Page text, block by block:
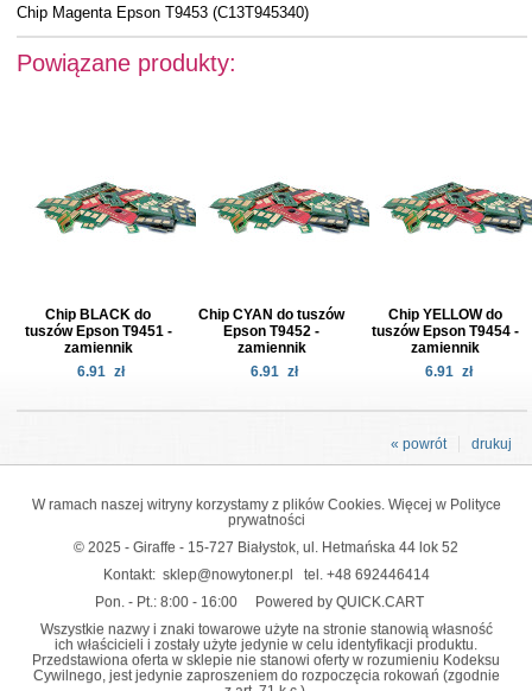
Chip Magenta Epson T9453 (C13T945340)
Powiązane produkty:
Chip BLACK do
tuszów Epson T9451 -
zamiennik
6.91 zł
Chip CYAN do tuszów
Epson T9452 -
zamiennik
6.91
zł
Chip YELLOW do
tuszów Epson T9454 -
zamiennik
6.91 zł
drukuj
« powrót
W ramach naszej witryny korzystamy z plików Cookies. Więcej w Polityce
prywatności
© 2025 - Giraffe - 15-727 Białystok, ul. Hetmańska 44 lok 52
Kontakt: sklep@nowytoner.pl tel. +48 692446414
Pon. - Pt.: 8:00 - 16:00
Powered by QUICK.CART
Wszystkie nazwy i znaki towarowe użyte na stronie stanowią własność
ich właścicieli i zostały użyte jedynie w celu identyfikacji produktu.
Przedstawiona oferta w sklepie nie stanowi oferty w rozumieniu Kodeksu
Cywilnego, jest jedynie zaproszeniem do rozpoczęcia rokowań (zgodnie